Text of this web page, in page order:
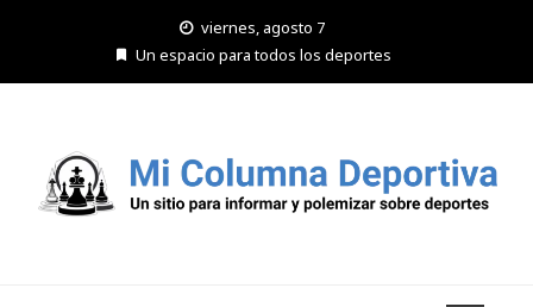
viernes, agosto 7
Un espacio para todos los deportes